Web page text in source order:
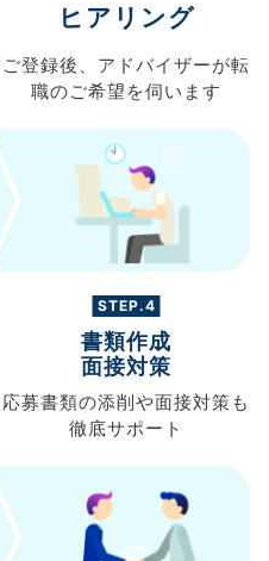
ヒアリング
ご登録後、 アドバイザーが転
職のご希望を伺います
STEP.4
書類作成
面接対策
応募書類の添削や面接対策も
徹底サポート